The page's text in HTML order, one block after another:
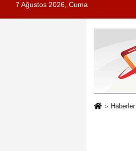
7 Ağustos 2026, Cuma
Haberler